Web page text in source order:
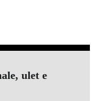
ulet e